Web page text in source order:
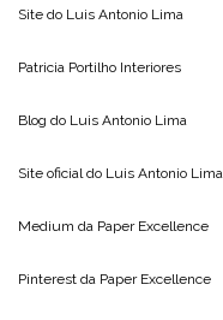
Site do Luis Antonio Lima
Patricia Portilho Interiores
Blog do Luis Antonio Lima
Site oficial do Luis Antonio Lima
Medium da Paper Excellence
Pinterest da Paper Excellence